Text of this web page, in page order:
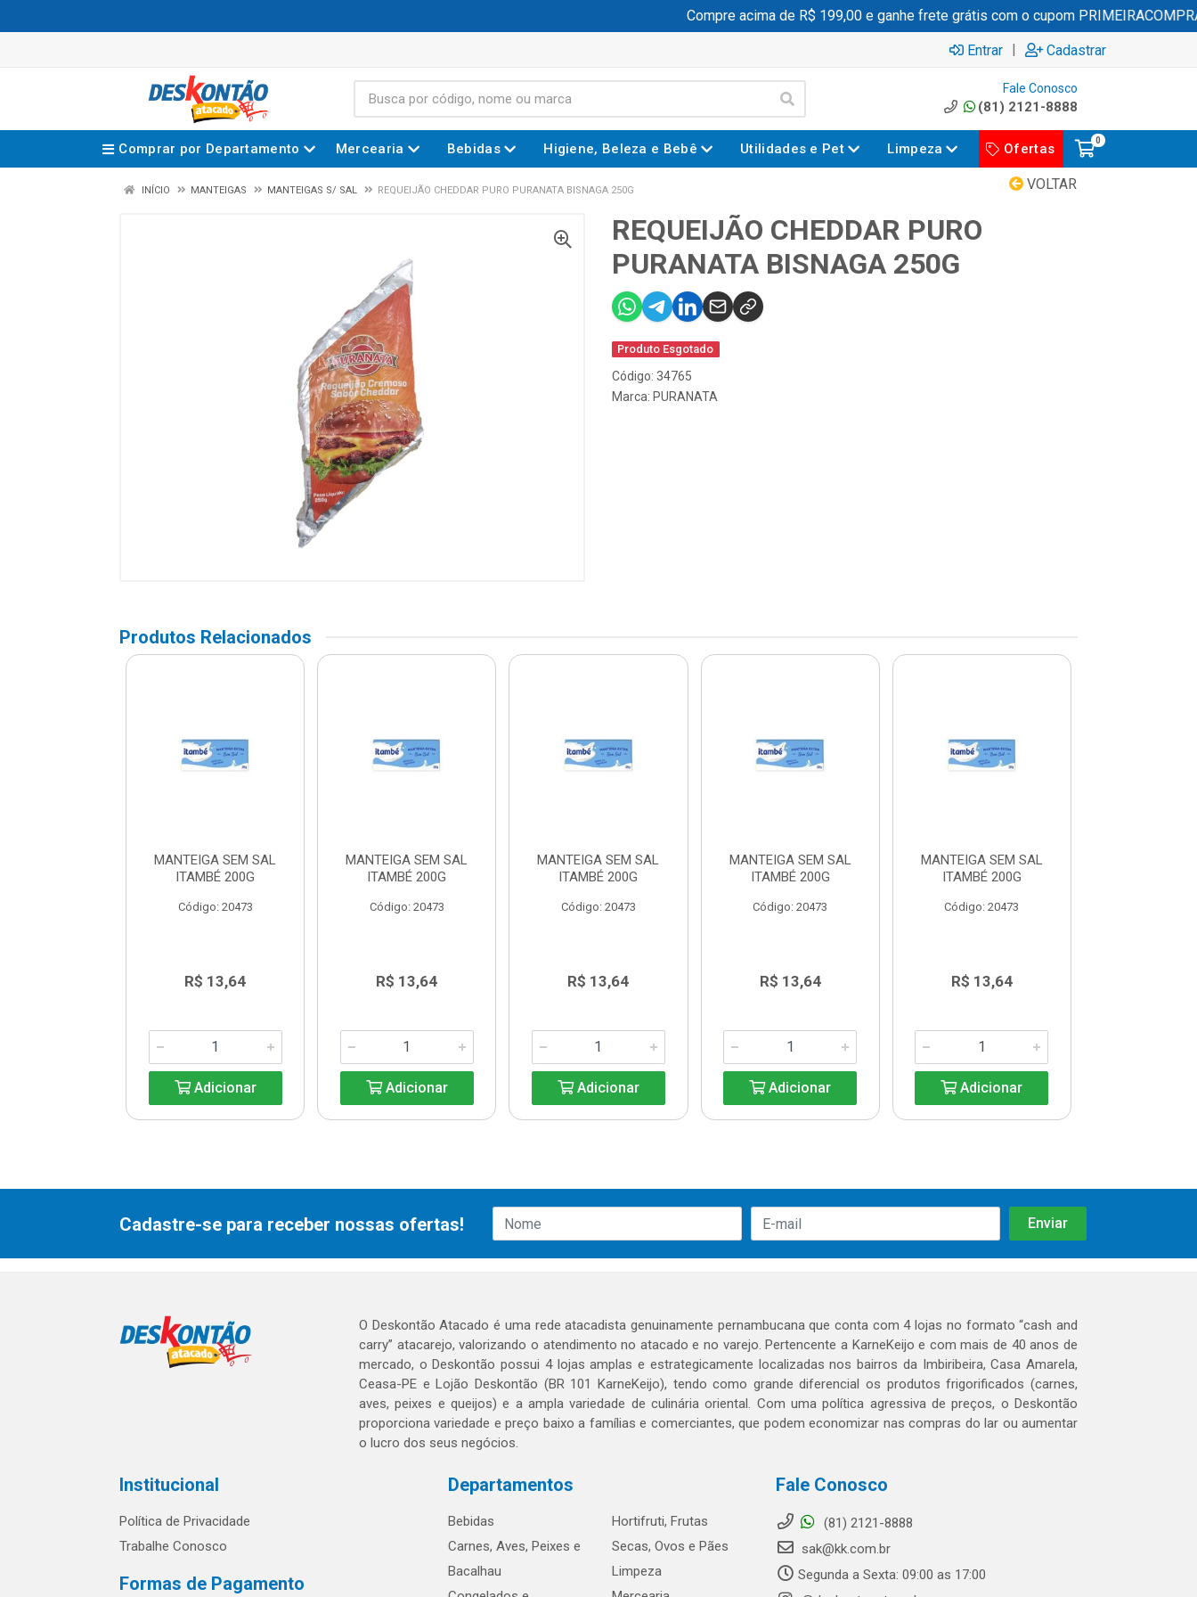
Compre acima de R$ 199,00 e ganhe frete grátis com o cupom PRIMEIRACOMPRA
Entrar | Cadastrar
Fale Conosco
(81) 2121-8888
Comprar por Departamento Mercearia Bebidas Higiene, Beleza e Bebê Utilidades e Pet Limpeza Ofertas
0
VOLTAR
INÍCIO MANTEIGAS MANTEIGAS S/ SAL REQUEIJÃO CHEDDAR PURO PURANATA BISNAGA 250G
REQUEIJÃO CHEDDAR PURO
PURANATA BISNAGA 250G
Produto Esgotado
Código: 34765
Marca: PURANATA
Produtos Relacionados
MANTEIGA SEM SAL
ITAMBÉ 200G
Código: 20473
R$ 13,64
Adicionar
MANTEIGA SEM SAL
ITAMBÉ 200G
Código: 20473
R$ 13,64
Adicionar
MANTEIGA SEM SAL
ITAMBÉ 200G
Código: 20473
R$ 13,64
Adicionar
MANTEIGA SEM SAL
ITAMBÉ 200G
Código: 20473
R$ 13,64
Adicionar
MANTEIGA SEM SAL
ITAMBÉ 200G
Código: 20473
R$ 13,64
Adicionar
Cadastre-se para receber nossas ofertas!
O Deskontão Atacado é uma rede atacadista genuinamente pernambucana que conta com 4 lojas no formato “cash and
carry” atacarejo, valorizando o atendimento no atacado e no varejo. Pertencente a KarneKeijo e com mais de 40 anos de
mercado, o Deskontão possui 4 lojas amplas e estrategicamente localizadas nos bairros da Imbiribeira, Casa Amarela,
Ceasa-PE e Lojão Deskontão (BR 101 KarneKeijo), tendo como grande diferencial os produtos frigorificados (carnes,
aves, peixes e queijos) e a ampla variedade de culinária oriental. Com uma política agressiva de preços, o Deskontão
proporciona variedade e preço baixo a famílias e comerciantes, que podem economizar nas compras do lar ou aumentar
o lucro dos seus negócios.
Institucional
Política de Privacidade
Trabalhe Conosco
Formas de Pagamento
Departamentos
Bebidas
Carnes, Aves, Peixes e
Bacalhau
Hortifruti, Frutas
Secas, Ovos e Pães
Limpeza
Fale Conosco
(81) 2121-8888
sak@kk.com.br
Segunda a Sexta: 09:00 as 17:00